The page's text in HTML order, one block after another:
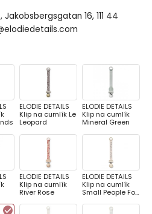
16, 111 44
ELODIE DETAILS
Klip na cumlík Le
Leopard
ELODIE DETAILS
Klip na cumlík
Mineral Green
ELODIE DETAILS
Klip na cumlík
River Rose
ELODIE DETAILS
Klip na cumlík
Small People For